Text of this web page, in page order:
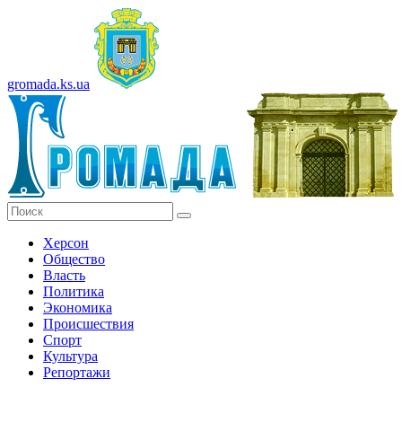
gromada.ks.ua
Херсон
Общество
Власть
Политика
Экономика
Происшествия
Спорт
Культура
Репортажи